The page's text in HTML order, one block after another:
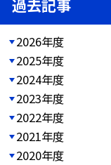
過去記事
2026年度
2025年度
2024年度
2023年度
2022年度
2021年度
2020年度